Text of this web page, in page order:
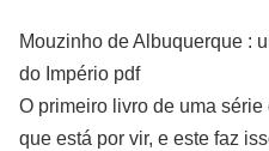
Mouzinho de Albuquerque :
do Império pdf
O primeiro livro de uma
que está por vir, e este faz